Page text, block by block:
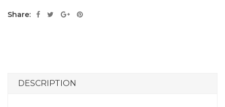
Share:
DESCRIPTION